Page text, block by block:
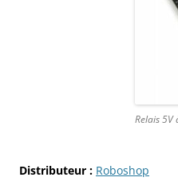
Relais
Distributeur : Roboshop